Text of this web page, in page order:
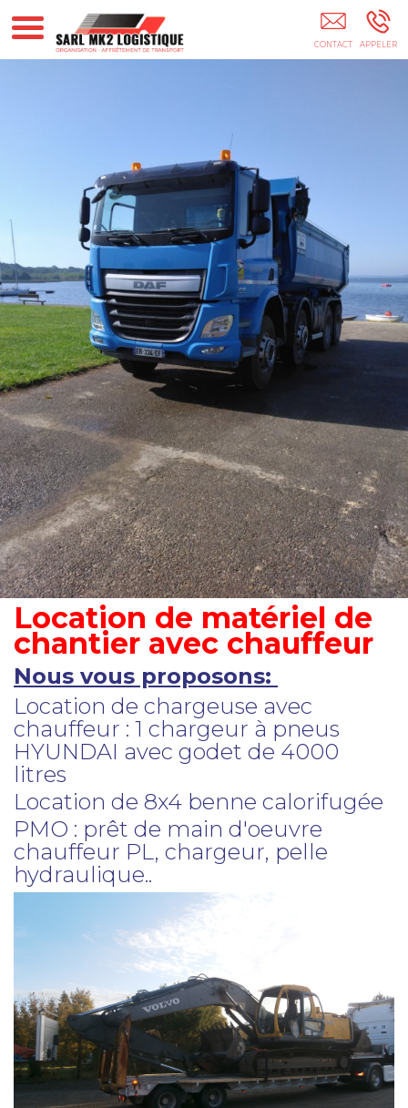
Transporteur Transport Location Transport ADR
Pontenx-Les-Forges Mimizan Parentis-En-Born
Location de matériel de
chantier avec chauffeur
Nous vous proposons:
Location de chargeuse avec
chauffeur : 1 chargeur à pneus
HYUNDAI avec godet de 4000
litres
Location de 8x4 benne calorifugée
PMO : prêt de main d'oeuvre
chauffeur PL, chargeur, pelle
hydraulique..